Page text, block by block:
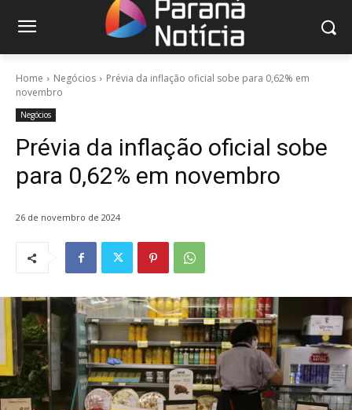
Home Negócios
Prévia da inflação oficial sobe para 0,62% em
novembro
Negócios
Prévia da inflação oficial sobe
para 0,62% em novembro
26 de novembro de 2024